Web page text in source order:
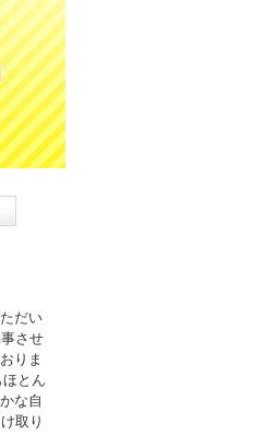
だい
させ
りま
とん
な自
取り